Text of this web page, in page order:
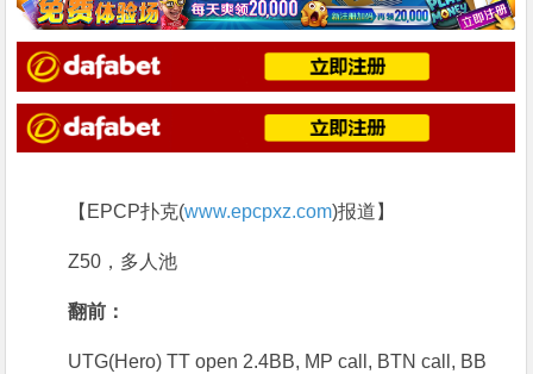
【EPCP扑克(www.epcpxz.com)报道】
Z50，多人池
翻前：
UTG(Hero) TT open 2.4BB, MP call, BTN call, BB